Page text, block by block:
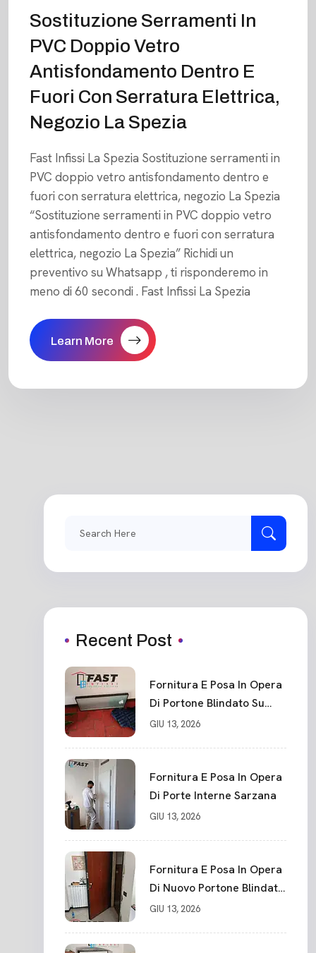
Sostituzione Serramenti In
PVC Doppio Vetro
Antisfondamento Dentro E
Fuori Con Serratura Elettrica,
Negozio La Spezia
Fast Infissi La Spezia Sostituzione serramenti in
PVC doppio vetro antisfondamento dentro e
fuori con serratura elettrica, negozio La Spezia
“Sostituzione serramenti in PVC doppio vetro
antisfondamento dentro e fuori con serratura
elettrica, negozio La Spezia” Richidi un
preventivo su Whatsapp , ti risponderemo in
meno di 60 secondi . Fast Infissi La Spezia
Learn More
Recent Post
Fornitura E Posa In Opera
Di Portone Blindato Su
Misura In PVC, Panello
Punti La Spezia
GIU 13, 2026
Fornitura E Posa In Opera
Di Porte Interne Sarzana
GIU 13, 2026
Fornitura E Posa In Opera
Di Nuovo Portone Blindato
La Spezia
GIU 13, 2026